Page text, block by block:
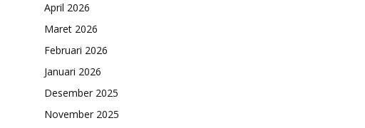
April 2026
Maret 2026
Februari 2026
Januari 2026
Desember 2025
November 2025